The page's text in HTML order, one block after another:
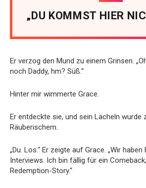
„DU KOMMST HIER
Er verzog den Mund zu einem Grinsen.
noch Daddy, hm? Süß.“
Hinter mir wimmerte Grace.
Er entdeckte sie, und sein Lächeln wurde
Räuberischem.
„Du. Los.“ Er zeigte auf Grace. „Wir
Interviews. Ich bin fällig für ein
Redemption-Story.“